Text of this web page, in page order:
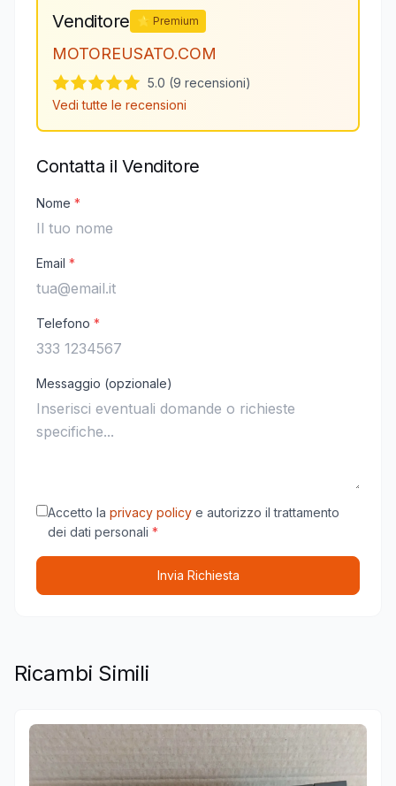
Venditore ⭐ Premium
MOTOREUSATO.COM
5.0 (9 recensioni)
Vedi tutte le recensioni
Contatta il Venditore
Nome *
Email *
Telefono *
Messaggio (opzionale)
Accetto la privacy policy e autorizzo il trattamento
dei dati personali *
Invia Richiesta
Ricambi Simili